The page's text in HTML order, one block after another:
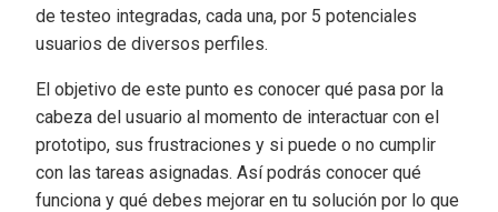
de testeo integradas, cada una, por 5 potenciales
usuarios de diversos perfiles.
El objetivo de este punto es conocer qué pasa por la
cabeza del usuario al momento de interactuar con el
prototipo, sus frustraciones y si puede o no cumplir
con las tareas asignadas. Así podrás conocer qué
funciona y qué debes mejorar en tu solución por lo que